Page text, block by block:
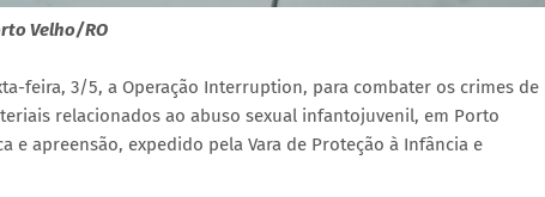
Velho/RO
feira, 3/5, a Operação Interruption, para combater os crimes de
relacionados ao abuso sexual infantojuvenil, em Porto
apreensão, expedido pela Vara de Proteção à Infância e